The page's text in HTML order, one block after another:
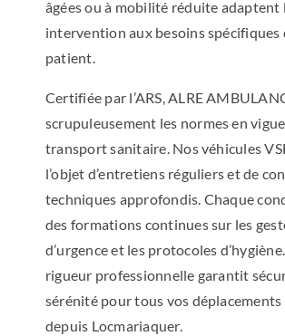
âgées ou à mobilité réduite adaptent
intervention aux besoins spécifiques
patient.
Certifiée par l’ARS, ALRE
scrupuleusement les normes en
transport sanitaire. Nos véhicules
l’objet d’entretiens réguliers et de
techniques approfondis. Chaque
des formations continues sur les
d’urgence et les protocoles
rigueur professionnelle garantit
sérénité pour tous vos déplacements
depuis Locmariaquer.